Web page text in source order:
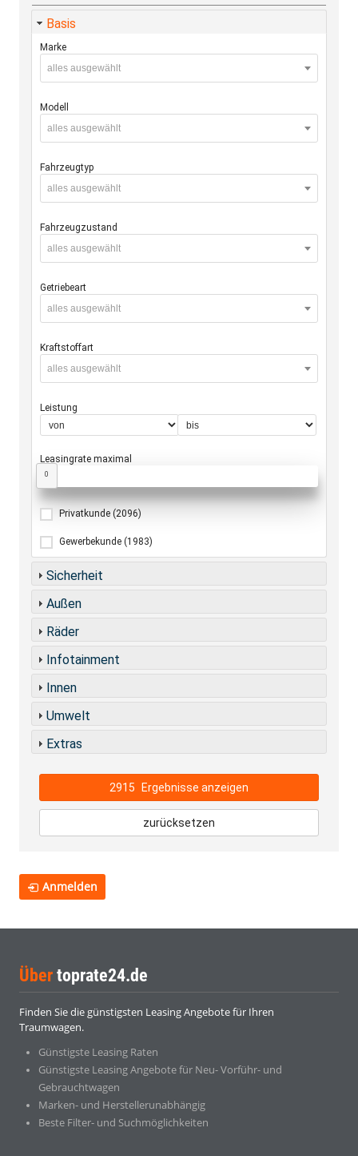
Basis
Marke
alles ausgewählt
Modell
alles ausgewählt
Fahrzeugtyp
alles ausgewählt
Fahrzeugzustand
alles ausgewählt
Getriebeart
alles ausgewählt
Kraftstoffart
alles ausgewählt
Leistung
Leasingrate maximal
0
Privatkunde (2096)
Gewerbekunde (1983)
Sicherheit
Außen
Räder
Infotainment
Innen
Umwelt
Extras
2915 Ergebnisse anzeigen
zurücksetzen
Anmelden
Über toprate24.de
Finden Sie die günstigsten Leasing Angebote für Ihren
Traumwagen.
Günstigste Leasing Raten
Günstigste Leasing Angebote für Neu- Vorführ- und
Gebrauchtwagen
Marken- und Herstellerunabhängig
Beste Filter- und Suchmöglichkeiten